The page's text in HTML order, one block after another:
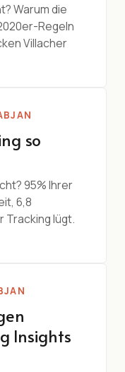
Warum die
Regeln
Villacher
so
95% Ihrer
6,8
Tracking lügt.
Insights